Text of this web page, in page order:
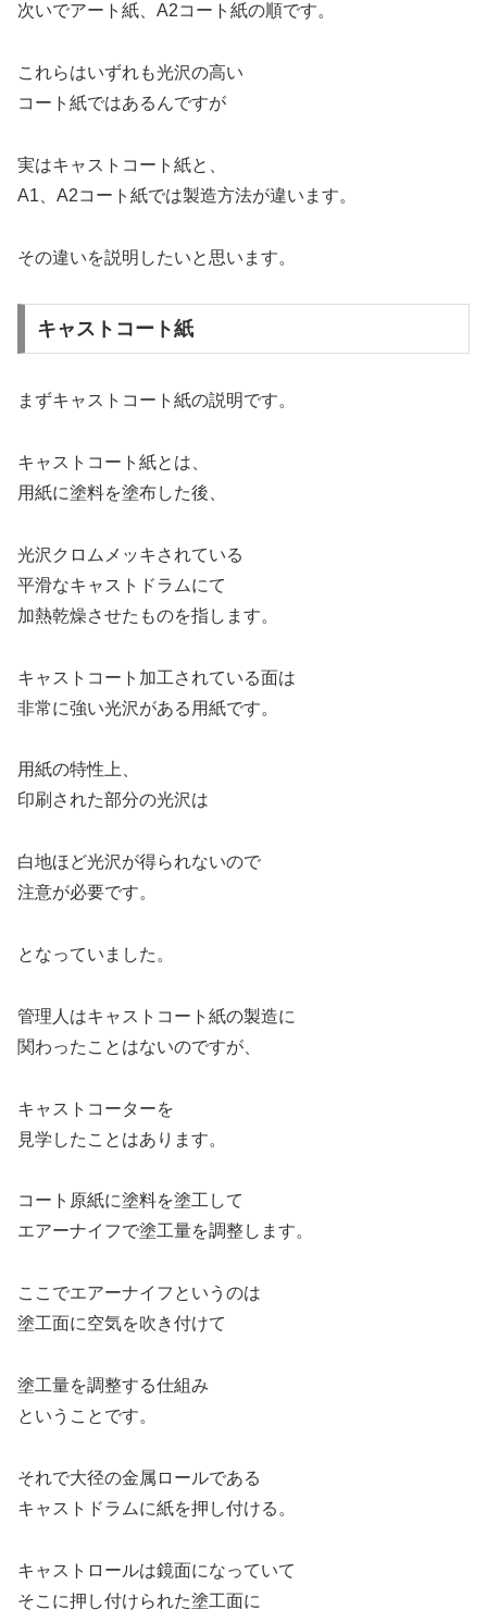
次いでアート紙、A2コート紙の順です。
これらはいずれも光沢の高い
コート紙ではあるんですが
実はキャストコート紙と、
A1、A2コート紙では製造方法が違います。
その違いを説明したいと思います。
キャストコート紙
まずキャストコート紙の説明です。
キャストコート紙とは、
用紙に塗料を塗布した後、
光沢クロムメッキされている
平滑なキャストドラムにて
加熱乾燥させたものを指します。
キャストコート加工されている面は
非常に強い光沢がある用紙です。
用紙の特性上、
印刷された部分の光沢は
白地ほど光沢が得られないので
注意が必要です。
となっていました。
管理人はキャストコート紙の製造に
関わったことはないのですが、
キャストコーターを
見学したことはあります。
コート原紙に塗料を塗工して
エアーナイフで塗工量を調整します。
ここでエアーナイフというのは
塗工面に空気を吹き付けて
塗工量を調整する仕組み
ということです。
それで大径の金属ロールである
キャストドラムに紙を押し付ける。
キャストロールは鏡面になっていて
そこに押し付けられた塗工面に